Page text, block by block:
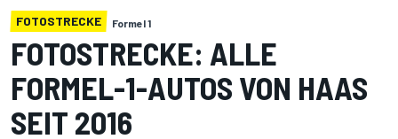
FOTOSTRECKE Formel 1
FOTOSTRECKE: ALLE
FORMEL-1-AUTOS VON HAAS
SEIT 2016